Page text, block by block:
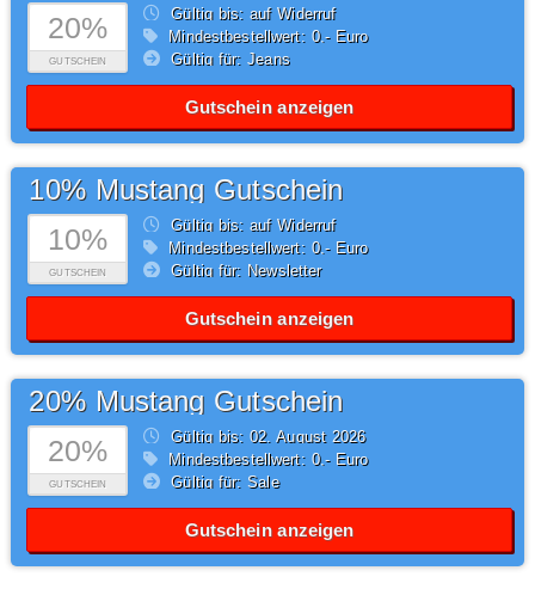
20%
GUTSCHEIN
Gültig bis: auf Widerruf
Mindestbestellwert: 0,- Euro
Gültig für: Jeans
Gutschein anzeigen
10%
GUTSCHEIN
10% Mustang Gutschein
Gültig bis: auf Widerruf
Mindestbestellwert: 0,- Euro
Gültig für: Newsletter
Gutschein anzeigen
20%
GUTSCHEIN
20% Mustang Gutschein
Gültig bis: 02.August2026
Mindestbestellwert: 0,- Euro
Gültig für: Sale
Gutschein anzeigen